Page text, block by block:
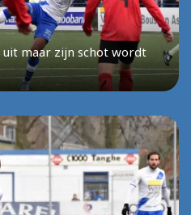
maar zijn schot wordt